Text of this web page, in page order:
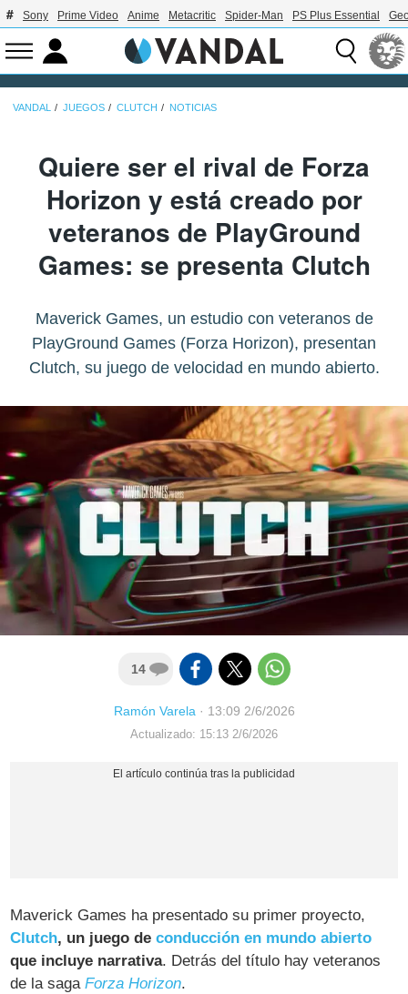
Sony Prime Video Anime Metacritic Spider-Man PS Plus Essential
VANDAL JUEGOS CLUTCH NOTICIAS
Quiere ser el rival de Forza
Horizon y está creado por
veteranos de PlayGround
Games: se presenta Clutch
Maverick Games, un estudio con veteranos de
PlayGround Games (Forza Horizon), presentan
Clutch, su juego de velocidad en mundo abierto.
14
Ramón Varela· 13:09 2/6/2026
Actualizado: 15:13 2/6/2026
Maverick Games ha presentado su primer proyecto,
Clutch, un juego deconducción en mundo abierto
que incluye narrativa. Detrás del título hay veteranos
de la sagaForza Horizon.